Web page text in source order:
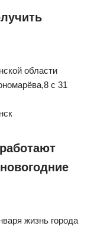
области
с 31
жизнь города